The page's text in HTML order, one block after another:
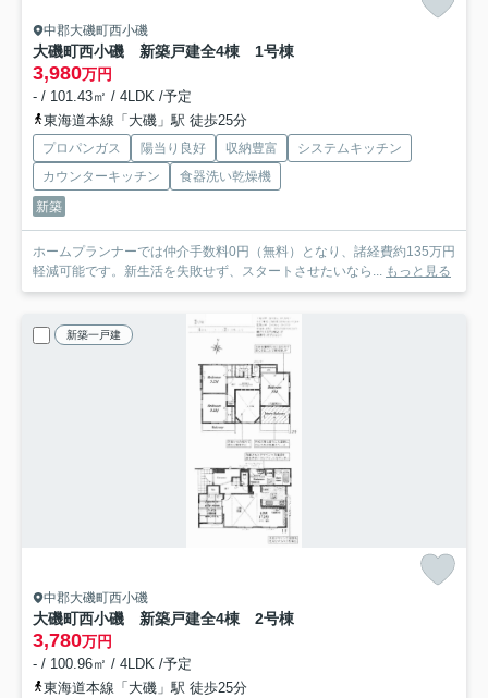
中郡大磯町西小磯
大磯町西小磯 新築戸建全4棟 1号棟
3,980万円
- / 101.43㎡ / 4LDK /予定
東海道本線「大磯」駅 徒歩25分
プロパンガス 陽当り良好 収納豊富
システムキッチン
カウンターキッチン
食器洗い乾燥機
新築
ホームプランナーでは仲介手数料0円（無料）となり、諸経費約135万円
軽減可能です。新生活を失敗せず、スタートさせたいなら... もっと見る
新築一戸建
中郡大磯町西小磯
大磯町西小磯 新築戸建全4棟 2号棟
3,780万円
- / 100.96㎡ / 4LDK /予定
東海道本線「大磯」駅 徒歩25分